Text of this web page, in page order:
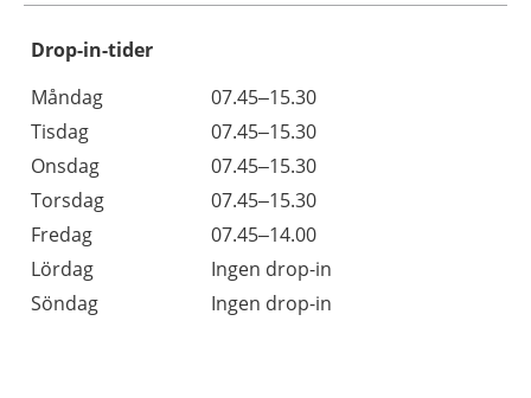
Drop-in-tider
Måndag
07.45–15.30
Tisdag
07.45–15.30
Onsdag
07.45–15.30
Torsdag
07.45–15.30
Fredag
07.45–14.00
Lördag
Ingen drop-in
Söndag
Ingen drop-in